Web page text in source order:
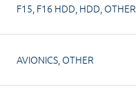
F15, F16 HDD, HDD, OTHER
AVIONICS, OTHER